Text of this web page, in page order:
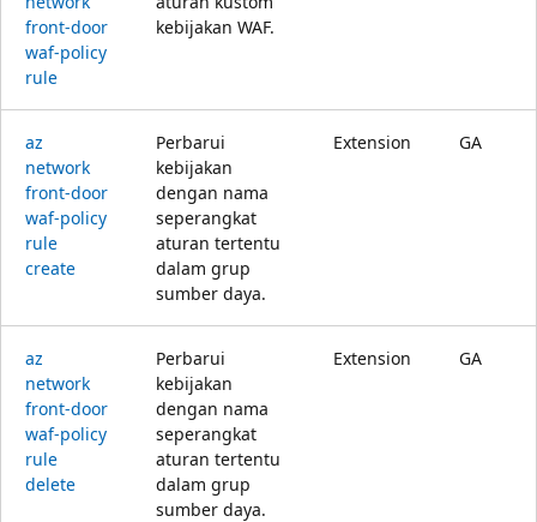
front-door
waf-policy
rule
kebijakan WAF.
az
network
front-door
waf-policy
rule
create
Perbarui
kebijakan
dengan nama
seperangkat
aturan tertentu
dalam grup
sumber daya.
Extension GA
az
network
front-door
waf-policy
rule
delete
Perbarui
kebijakan
dengan nama
seperangkat
aturan tertentu
dalam grup
sumber daya.
Extension GA